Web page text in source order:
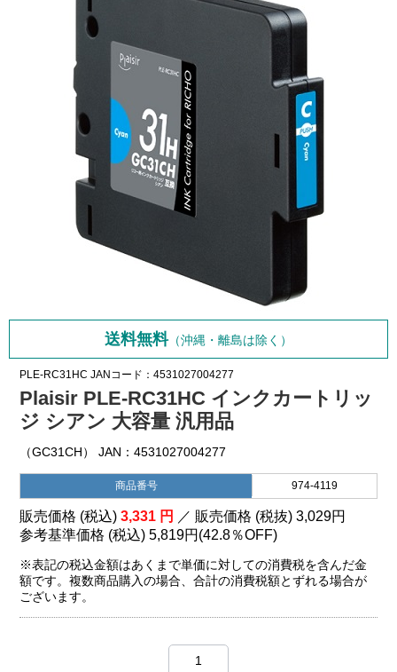
送料無料（沖縄・離島は除く）
PLE-RC31HC JANコード：4531027004277
Plaisir PLE-RC31HC インクカートリッ
ジ シアン 大容量 汎用品
（GC31CH） JAN：4531027004277
商品番号 974-4119
販売価格 (税込)3,331 円 ／ 販売価格 (税抜)3,029円
参考基準価格 (税込)5,819円 (42.8％OFF)
※表記の税込金額はあくまで単価に対しての消費税を含んだ金
額です。複数商品購入の場合、合計の消費税額とずれる場合が
ございます。